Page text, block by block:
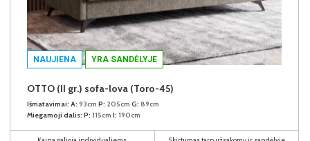
NAUJIENA YRA SANDĖLYJE
OTTO (II gr.) sofa-lova (Toro-45)
Išmatavimai: A: 93cm P: 205cm G: 89cm
Miegamoji dalis: P: 115cm I: 190cm